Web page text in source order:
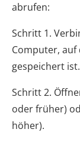
abrufen:
Schritt 1.
Computer, auf
gespeichert ist.
Schritt 2.
oder früher)
höher).